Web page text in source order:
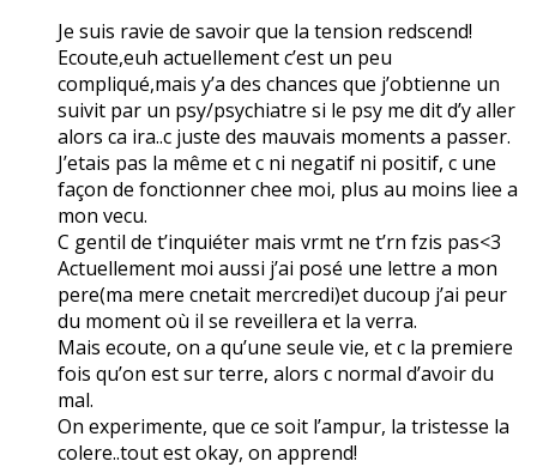
Je suis ravie de savoir que la tension redscend!
Ecoute,euh actuellement c’est un peu
compliqué,mais y’a des chances que j’obtienne un
suivit par un psy/psychiatre si le psy me dit d’y aller
alors ca ira..c juste des mauvais moments a passer.
J’etais pas la même et c ni negatif ni positif, c une
façon de fonctionner chee moi, plus au moins liee a
mon vecu.
C gentil de t’inquiéter mais vrmt ne t’rn fzis pas<3
Actuellement moi aussi j’ai posé une lettre a mon
pere(ma mere cnetait mercredi)et ducoup j’ai peur
du moment où il se reveillera et la verra.
Mais ecoute, on a qu’une seule vie, et c la premiere
fois qu’on est sur terre, alors c normal d’avoir du
mal.
On experimente, que ce soit l’ampur, la tristesse la
colere..tout est okay, on apprend!